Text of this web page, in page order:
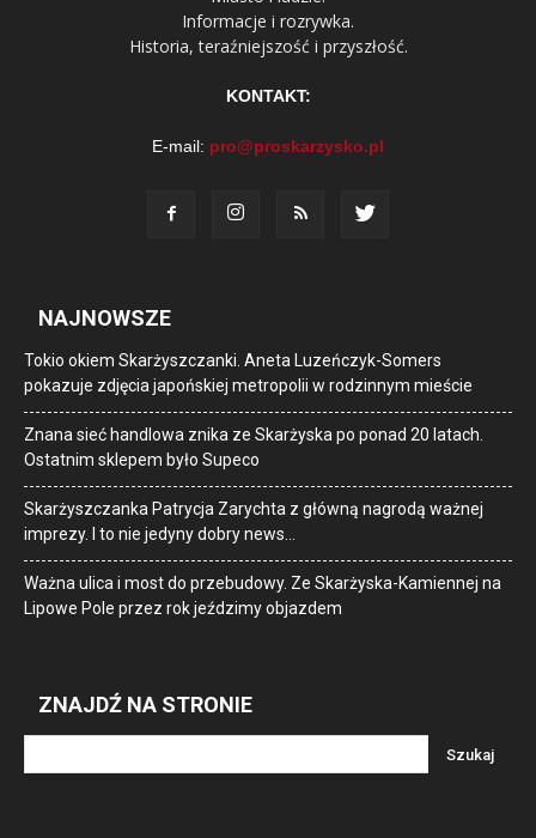
Informacje i rozrywka.
Historia, teraźniejszość i przyszłość.
KONTAKT:
E-mail: pro@proskarzysko.pl
NAJNOWSZE
Tokio okiem Skarżyszczanki. Aneta Luzeńczyk-Somers
pokazuje zdjęcia japońskiej metropolii w rodzinnym mieście
Znana sieć handlowa znika ze Skarżyska po ponad 20 latach.
Ostatnim sklepem było Supeco
Skarżyszczanka Patrycja Zarychta z główną nagrodą ważnej
imprezy. I to nie jedyny dobry news…
Ważna ulica i most do przebudowy. Ze Skarżyska-Kamiennej na
Lipowe Pole przez rok jeździmy objazdem
ZNAJDŹ NA STRONIE